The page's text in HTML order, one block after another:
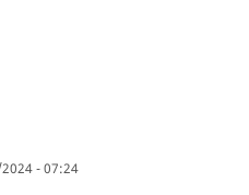
- 07:24